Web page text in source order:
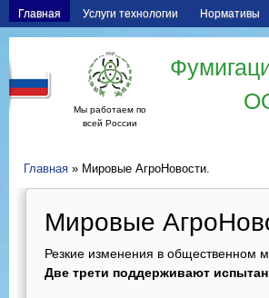
Главная Услуги технологии Нормативы
Мы работаем по
всей России
Главная » Мировые АгроНовости.
Мировые
Резкие изменения в общественном
Две трети поддерживают